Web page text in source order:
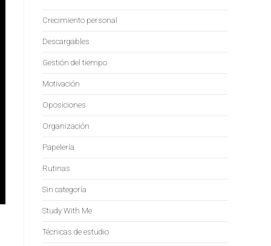
Crecimiento personal
Descargables
Gestión del tiempo
Motivación
Oposiciones
Organización
Papelería
Rutinas
Sin categoría
Study With Me
Técnicas de estudio